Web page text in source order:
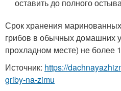
оставить до полного
Срок хранения
грибов в обычных домашних
прохладном месте) не более
Источник: https://
griby-na-zimu